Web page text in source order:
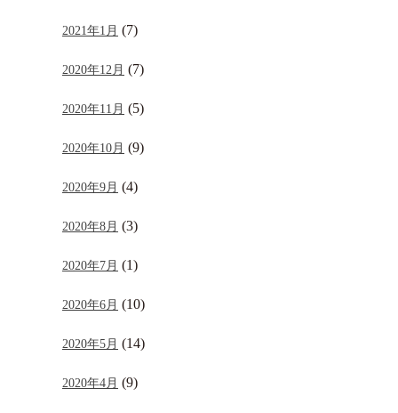
2021年1月 (7)
2020年12月 (7)
2020年11月 (5)
2020年10月 (9)
2020年9月 (4)
2020年8月 (3)
2020年7月 (1)
2020年6月 (10)
2020年5月 (14)
2020年4月 (9)